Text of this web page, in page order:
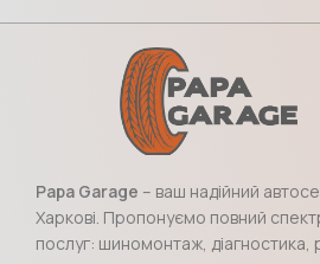
Papa Garage – ваш надійний
Харкові. Пропонуємо повний
послуг: шиномонтаж, діагностика,